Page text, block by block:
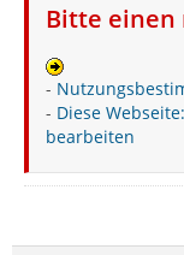
Bitte einen
-
- Diese
bearbeiten